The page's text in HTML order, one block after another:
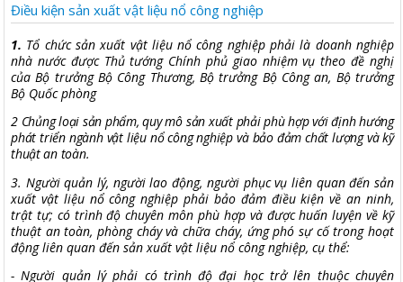
Điều kiện sản xuất vật liệu nổ công nghiệp
1. Tổ chức sản xuất vật liệu nổ công nghiệp phải là doanh nghiệp
nhà nước được Thủ tướng Chính phủ giao nhiệm vụ theo đề nghị
của Bộ trưởng Bộ Công Thương, Bộ trưởng Bộ Công an, Bộ trưởng
Bộ Quốc phòng
2 Chủng loại sản phẩm, quy mô sản xuất phải phù hợp với định hướng
phát triển ngành vật liệu nổ công nghiệp và bảo đảm chất lượng và kỹ
thuật an toàn.
3. Người quản lý, người lao động, người phục vụ liên quan đến sản
xuất vật liệu nổ công nghiệp phải bảo đảm điều kiện về an ninh,
trật tự; có trình độ chuyên môn phù hợp và được huấn luyện về kỹ
thuật an toàn, phòng cháy và chữa cháy, ứng phó sự cố trong hoạt
động liên quan đến sản xuất vật liệu nổ công nghiệp, cụ thể:
- Người quản lý phải có trình độ đại học trở lên thuộc chuyên